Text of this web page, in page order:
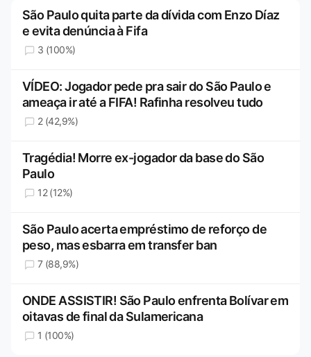
São Paulo quita parte da dívida com Enzo Díaz
e evita denúncia à Fifa
3 (100%)
VÍDEO: Jogador pede pra sair do São Paulo e
ameaça ir até a FIFA! Rafinha resolveu tudo
2 (42,9%)
Tragédia! Morre ex-jogador da base do São
Paulo
12 (12%)
São Paulo acerta empréstimo de reforço de
peso, mas esbarra em transfer ban
7 (88,9%)
ONDE ASSISTIR! São Paulo enfrenta Bolívar em
oitavas de final da Sulamericana
1 (100%)